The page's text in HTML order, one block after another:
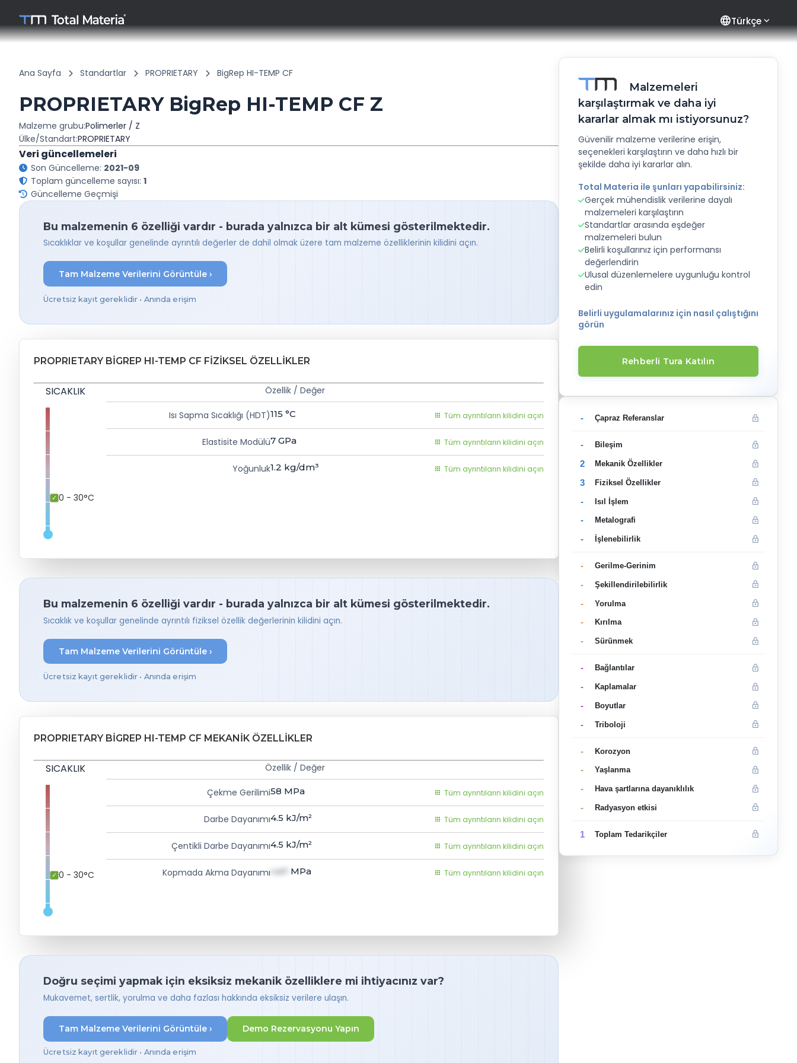
languageTürkçe
Ana Sayfa Standartlar PROPRIETARY BigRep HI-TEMP CF
PROPRIETARY BigRep HI-TEMP CF Z
Malzeme grubu:Polimerler / Z
Ülke/Standart:PROPRIETARY
Veri güncellemeleri
Son Güncelleme: 2021-09
Toplam güncelleme sayısı: 1
Güncelleme Geçmişi
Bu malzemenin 6 özelliği vardır - burada yalnızca bir alt kümesi gösterilmektedir.
Sıcaklıklar ve koşullar genelinde ayrıntılı değerler de dahil olmak üzere tam malzeme özelliklerinin kilidini açın.
Tam Malzeme Verilerini Görüntüle ›
Ücretsiz kayıt gereklidir • Anında erişim
PROPRIETARY BIGREP HI-TEMP CF FIZIKSEL ÖZELLIKLER
SICAKLIK
0 - 30°C
Özellik / Değer
Isı Sapma Sıcaklığı (HDT)115 °C Tüm ayrıntıların kilidini açın
Elastisite Modülü7 GPa Tüm ayrıntıların kilidini açın
Yoğunluk1.2 kg/dm³ Tüm ayrıntıların kilidini açın
Bu malzemenin 6 özelliği vardır - burada yalnızca bir alt kümesi gösterilmektedir.
Sıcaklık ve koşullar genelinde ayrıntılı fiziksel özellik değerlerinin kilidini açın.
Tam Malzeme Verilerini Görüntüle ›
Ücretsiz kayıt gereklidir • Anında erişim
PROPRIETARY BIGREP HI-TEMP CF MEKANIK ÖZELLIKLER
SICAKLIK
0 - 30°C
Özellik / Değer
Çekme Gerilimi58 MPa Tüm ayrıntıların kilidini açın
Darbe Dayanımı4.5 kJ/m² Tüm ayrıntıların kilidini açın
Çentikli Darbe Dayanımı4.5 kJ/m² Tüm ayrıntıların kilidini açın
Kopmada Akma Dayanımı val1 MPa Tüm ayrıntıların kilidini açın
Doğru seçimi yapmak için eksiksiz mekanik özelliklere mi ihtiyacınız var?
Mukavemet, sertlik, yorulma ve daha fazlası hakkında eksiksiz verilere ulaşın.
Tam Malzeme Verilerini Görüntüle ›
Ücretsiz kayıt gereklidir • Anında erişim
Demo Rezervasyonu Yapın
Malzemeleri
karşılaştırmak ve daha iyi
kararlar almak mı istiyorsunuz?
Güvenilir malzeme verilerine erişin,
seçenekleri karşılaştırın ve daha hızlı bir
şekilde daha iyi kararlar alın.
Total Materia ile şunları yapabilirsiniz:
Gerçek mühendislik verilerine dayalı
malzemeleri karşılaştırın
Standartlar arasında eşdeğer
malzemeleri bulun
Belirli koşullarınız için performansı
değerlendirin
Ulusal düzenlemelere uygunluğu kontrol
edin
Belirli uygulamalarınız için nasıl çalıştığını
görün
Rehberli Tura Katılın
- Çapraz Referanslar
- Bileşim
2 Mekanik Özellikler
3 Fiziksel Özellikler
- Isıl İşlem
- Metalografi
- İşlenebilirlik
- Gerilme-Gerinim
- Şekillendirilebilirlik
- Yorulma
- Kırılma
- Sürünmek
- Bağlantılar
- Kaplamalar
- Boyutlar
- Triboloji
- Korozyon
- Yaşlanma
- Hava şartlarına dayanıklılık
- Radyasyon etkisi
1 Toplam Tedarikçiler